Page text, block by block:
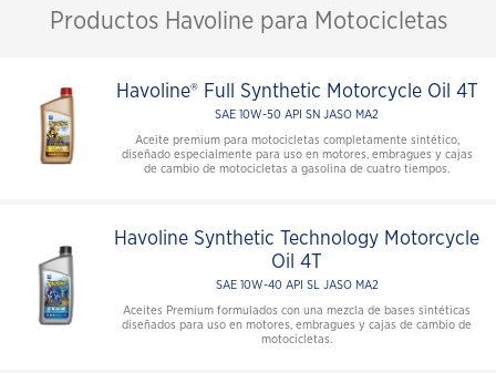
Productos Havoline para Motocicletas
Havoline® Full Synthetic Motorcycle Oil 4T
SAE 10W-50 API SN JASO MA2
Aceite premium para motocicletas completamente sintético,
diseñado especialmente para uso en motores, embragues y cajas
de cambio de motocicletas a gasolina de cuatro tiempos.
Havoline Synthetic Technology Motorcycle
Oil 4T
SAE 10W-40 API SL JASO MA2
Aceites Premium formulados con una mezcla de bases sintéticas
diseñados para uso en motores, embragues y cajas de cambio de
motocicletas.